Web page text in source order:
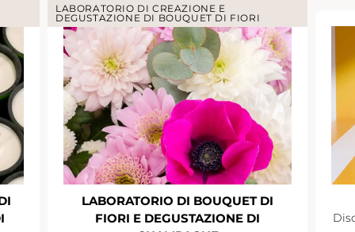
LABORATORIO DI CREAZIONE E
DEGUSTAZIONE DI BOUQUET DI FIORI
LABORATORIO DI BOUQUET DI
FIORI E DEGUSTAZIONE DI